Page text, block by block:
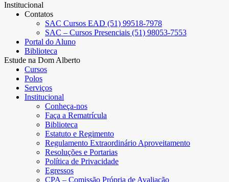
Institucional
Contatos
SAC Cursos EAD (51) 99518-7978
SAC – Cursos Presenciais (51) 98053-7553
Portal do Aluno
Biblioteca
Estude na Dom Alberto
Cursos
Polos
Serviços
Institucional
Conheça-nos
Faça a Rematrícula
Biblioteca
Estatuto e Regimento
Regulamento Extraordinário Aproveitamento
Resoluções e Portarias
Política de Privacidade
Egressos
CPA – Comissão Própria de Avaliação